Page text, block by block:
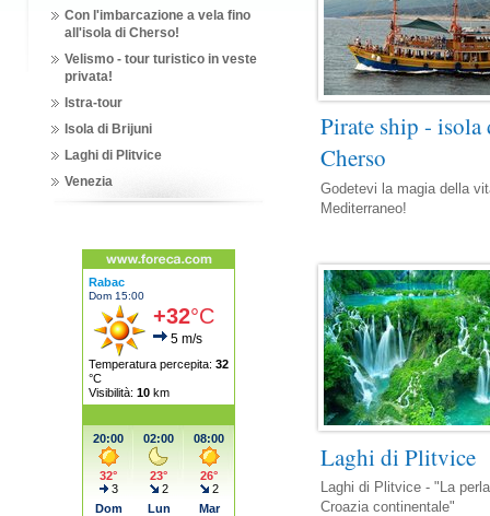
Con l'imbarcazione a vela fino
all'isola di Cherso!
Velismo - tour turistico in veste
privata!
Istra-tour
Isola di Brijuni
Laghi di Plitvice
Venezia
Pirate ship - isola
Cherso
Godetevi la magia della
Mediterraneo!
Laghi di Plitvice
Laghi di Plitvice - "La
Croazia continentale"